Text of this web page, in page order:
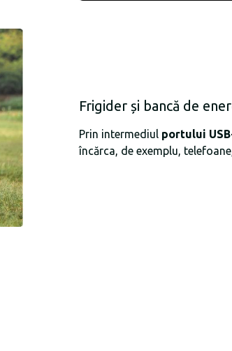
Frigider și bancă de
Prin intermediul portului
încărca, de exemplu,